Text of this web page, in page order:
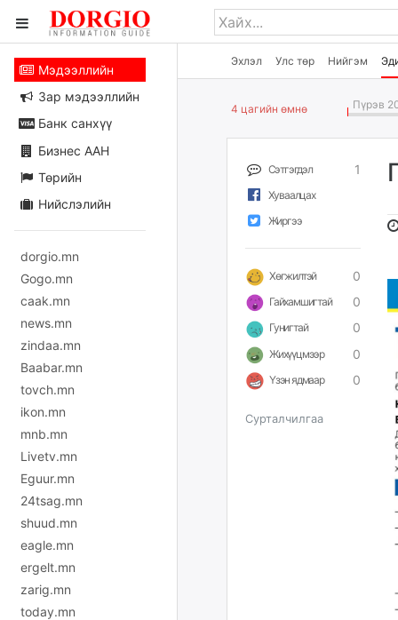
Эхлэл Улс төр Нийгэм
Мэдээллийн
Зар мэдээллийн
Банк санхүү
Бизнес ААН
Төрийн
Нийслэлийн
dorgio.mn
Gogo.mn
caak.mn
news.mn
zindaa.mn
Baabar.mn
tovch.mn
ikon.mn
mnb.mn
Livetv.mn
Eguur.mn
24tsag.mn
shuud.mn
eagle.mn
ergelt.mn
zarig.mn
today.mn
4 цагийн өмнө Пүрэв
Сэтгэгдэл 1
Хуваалцах
Жиргээ
Хөгжилтэй 0
Гайхамшигтай 0
Гунигтай 0
Жихүүцмээр 0
Үзэн ядмаар 0
Сурталчилгаа